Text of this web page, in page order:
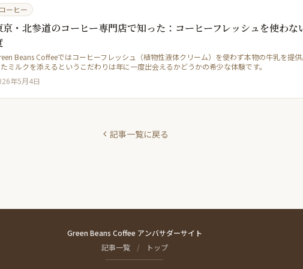
ーヒー
京・北参道のコーヒー専門店で知った：コーヒーフレッシュを使わな
Beans Coffeeではコーヒーフレッシュ（植物性液体クリーム）を使わず本物の牛乳を提
ミルクを添えるというこだわりは年に一度出会えるかどうかの希少な体験です。
年5月4日
記事一覧に戻る
Green Beans Coffee アンバサダーサイト
記事一覧
/ トップ